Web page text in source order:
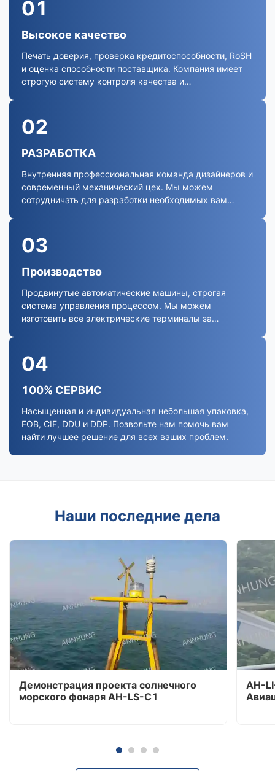
01
Высокое качество
Печать доверия, проверка кредитоспособности, RoSH
и оценка способности поставщика. Компания имеет
строгую систему контроля качества и
02
РАЗРАБОТКА
Внутренняя профессиональная команда дизайнеров и
современный механический цех. Мы можем
сотрудничать для разработки необходимых вам
03
Производство
Продвинутые автоматические машины, строгая
система управления процессом. Мы можем
изготовить все электрические терминалы за
04
100% СЕРВИС
Насыщенная и индивидуальная небольшая упаковка,
FOB, CIF, DDU и DDP. Позвольте нам помочь вам
найти лучшее решение для всех ваших проблем.
Наши последние дела
Демонстрация проекта солнечного
морского фонаря AH-LS-C1
AH-